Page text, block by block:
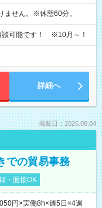
せん。※休憩60分。
可能です！ ※10月～！
詳細へ
掲載日：2026.08.04
での貿易事務
・面接OK
円×実働8h×週5日×4週